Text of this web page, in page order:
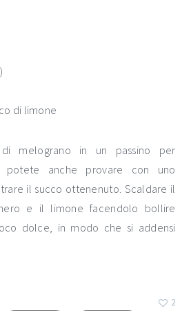
di limone
melograno in un passino per
potete anche provare con uno
il succo ottenenuto. Scaldare il
e il limone facendolo bollire
dolce, in modo che si addensi
2